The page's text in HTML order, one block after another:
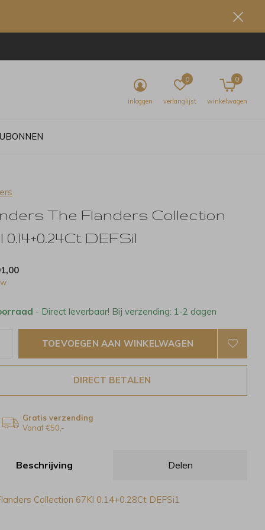
inloggen verlanglijst
0
winkelwagen
0
The Flanders Collection
0.14+0.24Ct DEFSi1
- Direct leverbaar! Bij verzending: 1-2 dagen
TOEVOEGEN AAN WINKELWAGEN
DIRECT BETALEN
Gratis verzending
Vanaf €50,-
Beschrijving Delen
Collection 67Kl 0.14+0.28Ct DEFSi1